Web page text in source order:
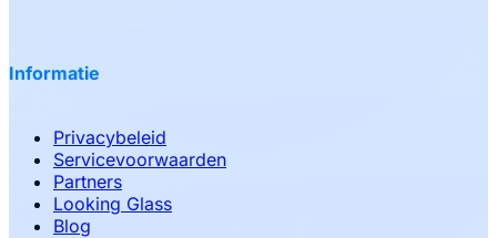
Informatie
Privacybeleid
Servicevoorwaarden
Partners
Looking Glass
Blog